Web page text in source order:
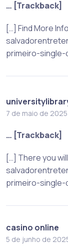
… [Trackback]
[…] Find More
primeiro-
7 de maio de 2025
… [Trackback]
[…] There you
primeiro-
casino online
5 de junho de